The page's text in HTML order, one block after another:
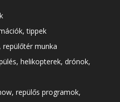
tippek
repülőtér munka
helikopterek, drónok,
repülős programok,